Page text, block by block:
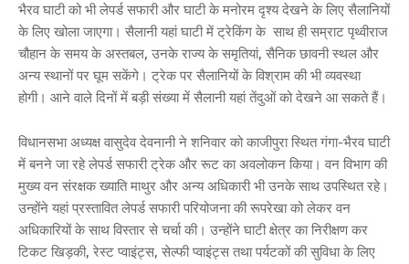
भैरव घाटी को भी लेपर्ड सफारी और घाटी के मनोरम दृश्य देखने के लिए सैलानियों
के लिए खोला जाएगा। सैलानी यहां घाटी में ट्रेकिंग के साथ ही सम्राट पृथ्वीराज
चौहान के समय के अस्तबल, उनके राज्य के समृतियां, सैनिक छावनी स्थल और
अन्य स्थानों पर घूम सकेंगे। ट्रेक पर सैलानियों के विश्राम की भी व्यवस्था
होगी। आने वाले दिनों में बड़ी संख्या में सैलानी यहां तेंदुओं को देखने आ सकते हैं।
विधानसभा अध्यक्ष वासुदेव देवनानी ने शनिवार को काजीपुरा स्थित गंगा-भैरव घाटी
में बनने जा रहे लेपर्ड सफारी ट्रेक और रूट का अवलोकन किया। वन विभाग की
मुख्य वन संरक्षक ख्याति माथुर और अन्य अधिकारी भी उनके साथ उपस्थित रहे।
उन्होंने यहां प्रस्तावित लेपर्ड सफारी परियोजना की रूपरेखा को लेकर वन
अधिकारियों के साथ विस्तार से चर्चा की। उन्होंने घाटी क्षेत्र का निरीक्षण कर
टिकट खिड़की, रेस्ट प्वाइंट्स, सेल्फी प्वाइंट्स तथा पर्यटकों की सुविधा के लिए